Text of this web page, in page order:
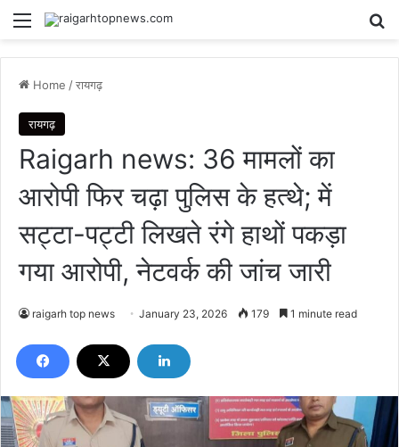
Menu
Home /रायगढ़
रायगढ़
Raigarh news: 36 मामलों का
आरोपी फिर चढ़ा पुलिस के हत्थे; में
सट्टा-पट्टी लिखते रंगे हाथों पकड़ा
गया आरोपी, नेटवर्क की जांच जारी
raigarh top news January 23, 2026 179 1 minute read